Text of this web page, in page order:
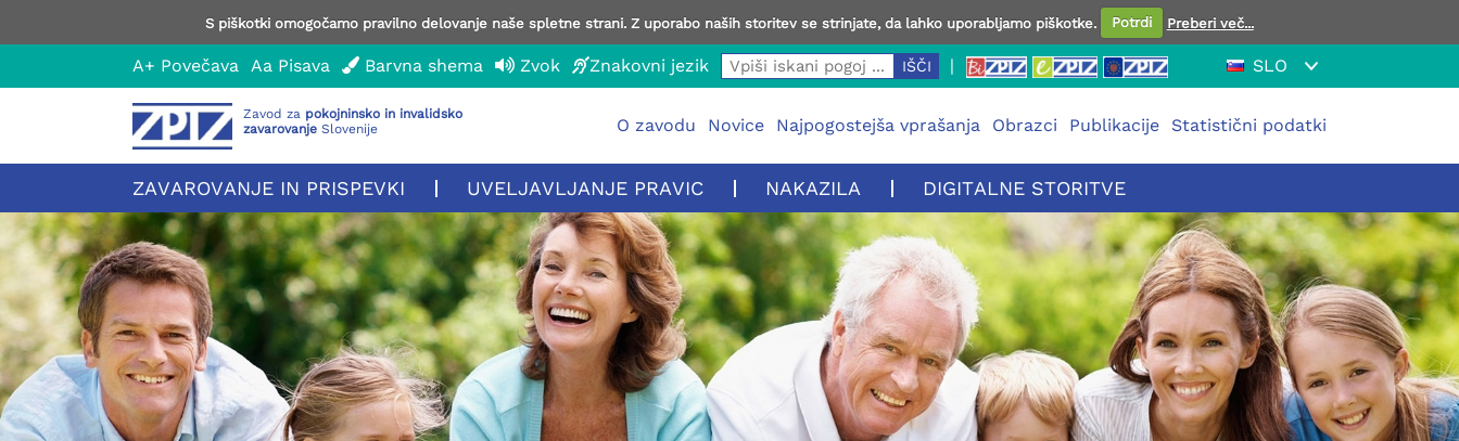
S piškotki omogočamo pravilno delovanje naše spletne strani. Z uporabo naših storitev se strinjate, da lahko uporabljamo piškotke. Potrdi Preberi več...
A+ Povečava Aa Pisava Barvna shema Zvok Znakovni jezik | SLO
Zavod za pokojninsko in invalidsko
zavarovanje Slovenije O zavodu Novice Najpogostejša vprašanja Obrazci Publikacije Statistični podatki
ZAVAROVANJE IN PRISPEVKI UVELJAVLJANJE PRAVIC NAKAZILA DIGITALNE STORITVE